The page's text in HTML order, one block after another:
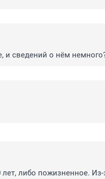
и сведений о нём
либо пожизненное.